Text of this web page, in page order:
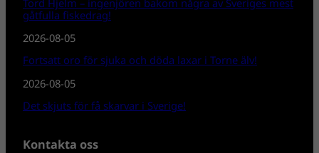
gåtfulla fiskedrag!
2026-08-05
Fortsatt oro för sjuka och döda laxar i Torne älv!
2026-08-05
Det skjuts för få skarvar i Sverige!
Kontakta oss